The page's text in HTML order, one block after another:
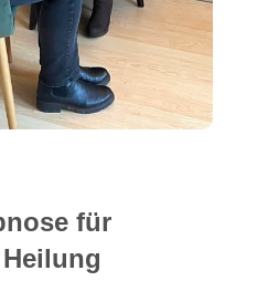
für